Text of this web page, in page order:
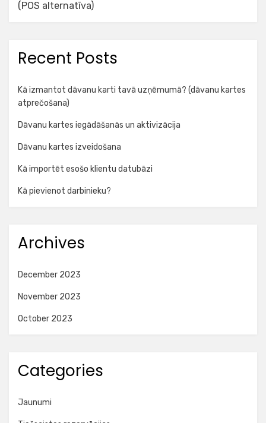
(POS alternatīva)
Recent Posts
Kā izmantot dāvanu karti tavā uzņēmumā? (dāvanu kartes
atprečošana)
Dāvanu kartes iegādāšanās un aktivizācija
Dāvanu kartes izveidošana
Kā importēt esošo klientu datubāzi
Kā pievienot darbinieku?
Archives
December 2023
November 2023
October 2023
Categories
Jaunumi